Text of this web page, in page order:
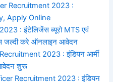
Recruitment 2023 :
Apply Online
: इंटेलिजेंस ब्यूरो MTS एवं
जल्दी करे ऑनलाइन आवेदन
2023 : इंडियन आर्मी
शुरू
Recruitment 2023 : इंडियन